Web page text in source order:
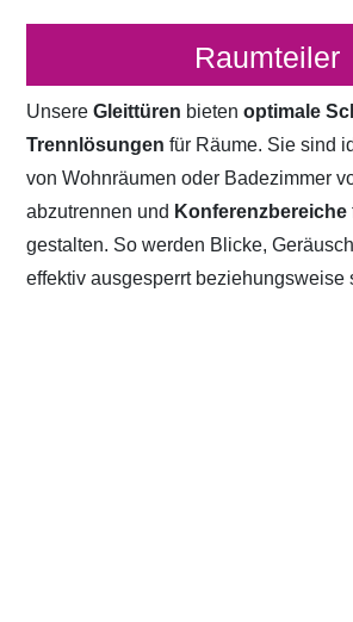
Raumteiler
UnsereGleittüren bietenoptimale
Trennlösungen für Räume. Sie sind
von Wohnräumen oder Badezimmer
abzutrennen und Konferenzbereiche
gestalten. So werden Blicke,
effektiv ausgesperrt beziehungsweise